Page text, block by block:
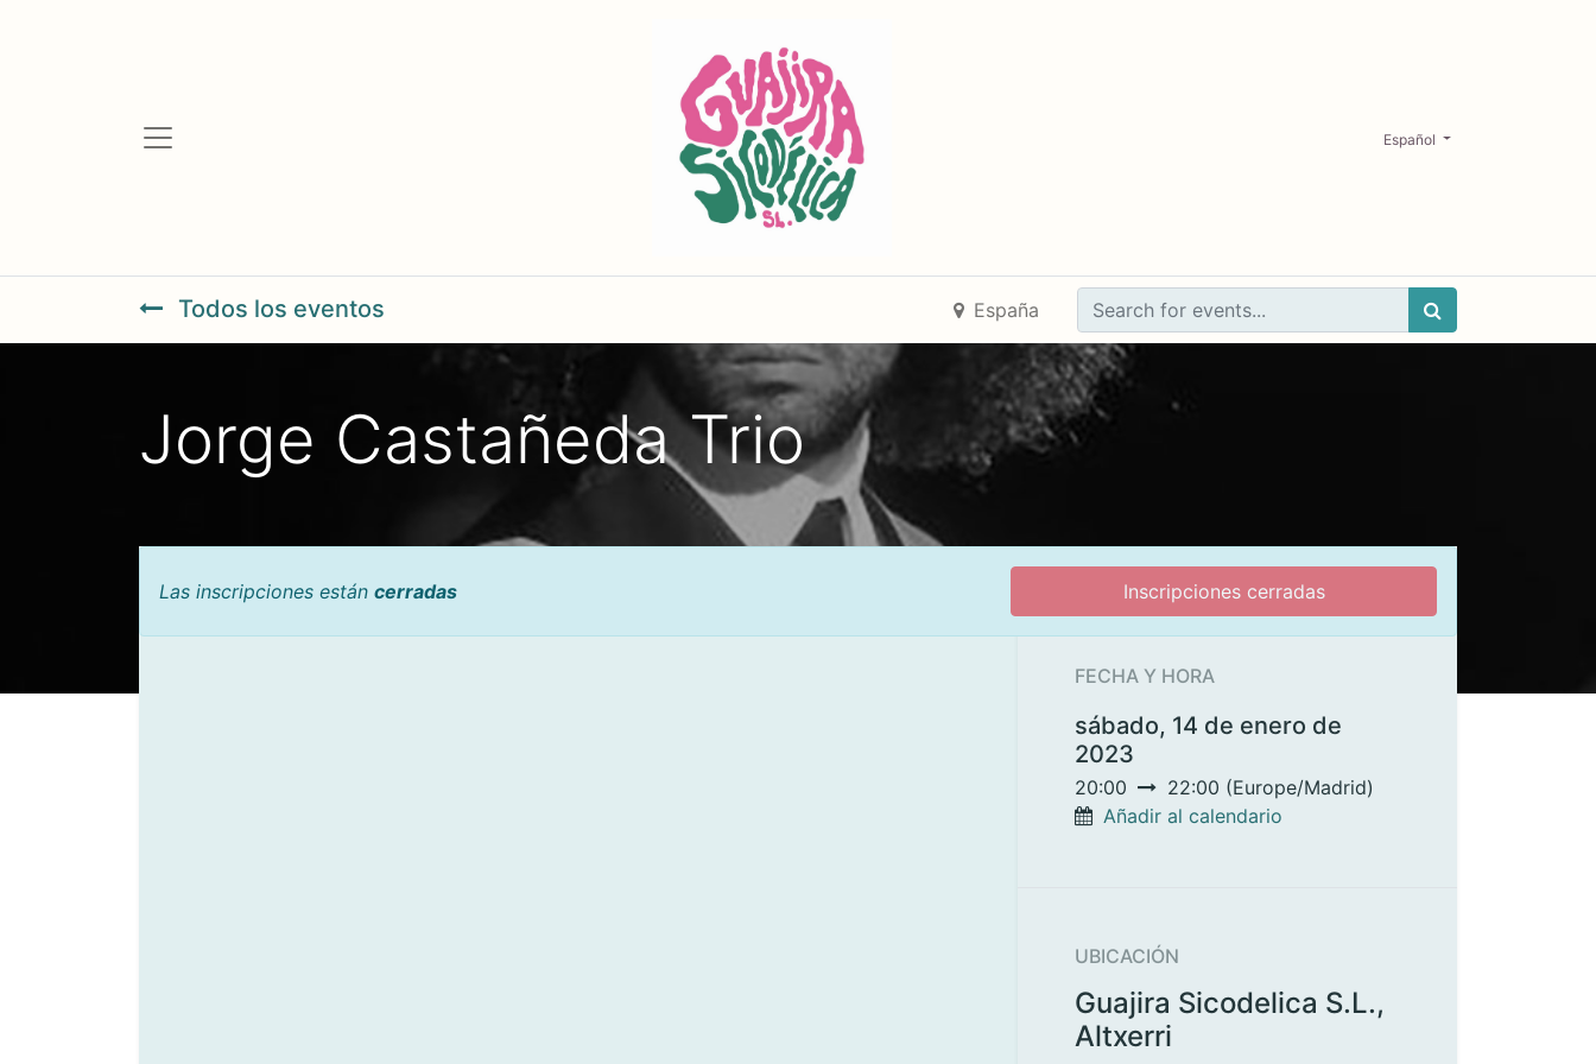
Español
Todos los eventos España
Jorge Castañeda Trio
Las inscripciones están cerradas Inscripciones cerradas
FECHA Y HORA
sábado, 14 de enero de
2023
20:00 22:00 (Europe/Madrid)
Añadir al calendario
UBICACIÓN
Guajira Sicodelica S.L.,
Altxerri